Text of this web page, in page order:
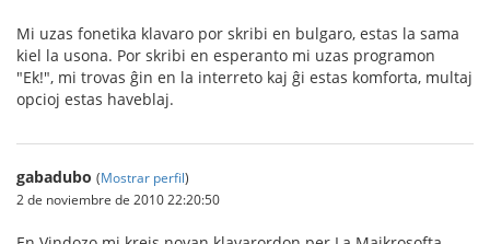
Mi uzas fonetika klavaro por skribi en bulgaro, estas la sama
kiel la usona. Por skribi en esperanto mi uzas programon
"Ek!", mi trovas ĝin en la interreto kaj ĝi estas komforta, multaj
opcioj estas haveblaj.
gabadubo (Mostrar perfil)
2 de noviembre de 2010 22:20:50